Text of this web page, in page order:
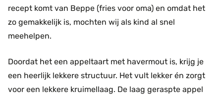
recept komt van Beppe (fries voor oma) en omdat het
zo gemakkelijk is, mochten wij als kind al snel
meehelpen.
Doordat het een appeltaart met havermout is, krijg je
een heerlijk lekkere structuur. Het vult lekker én zorgt
voor een lekkere kruimellaag. De laag geraspte appel